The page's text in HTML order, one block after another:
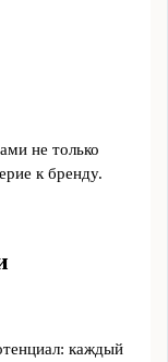
не только
к бренду.
каждый